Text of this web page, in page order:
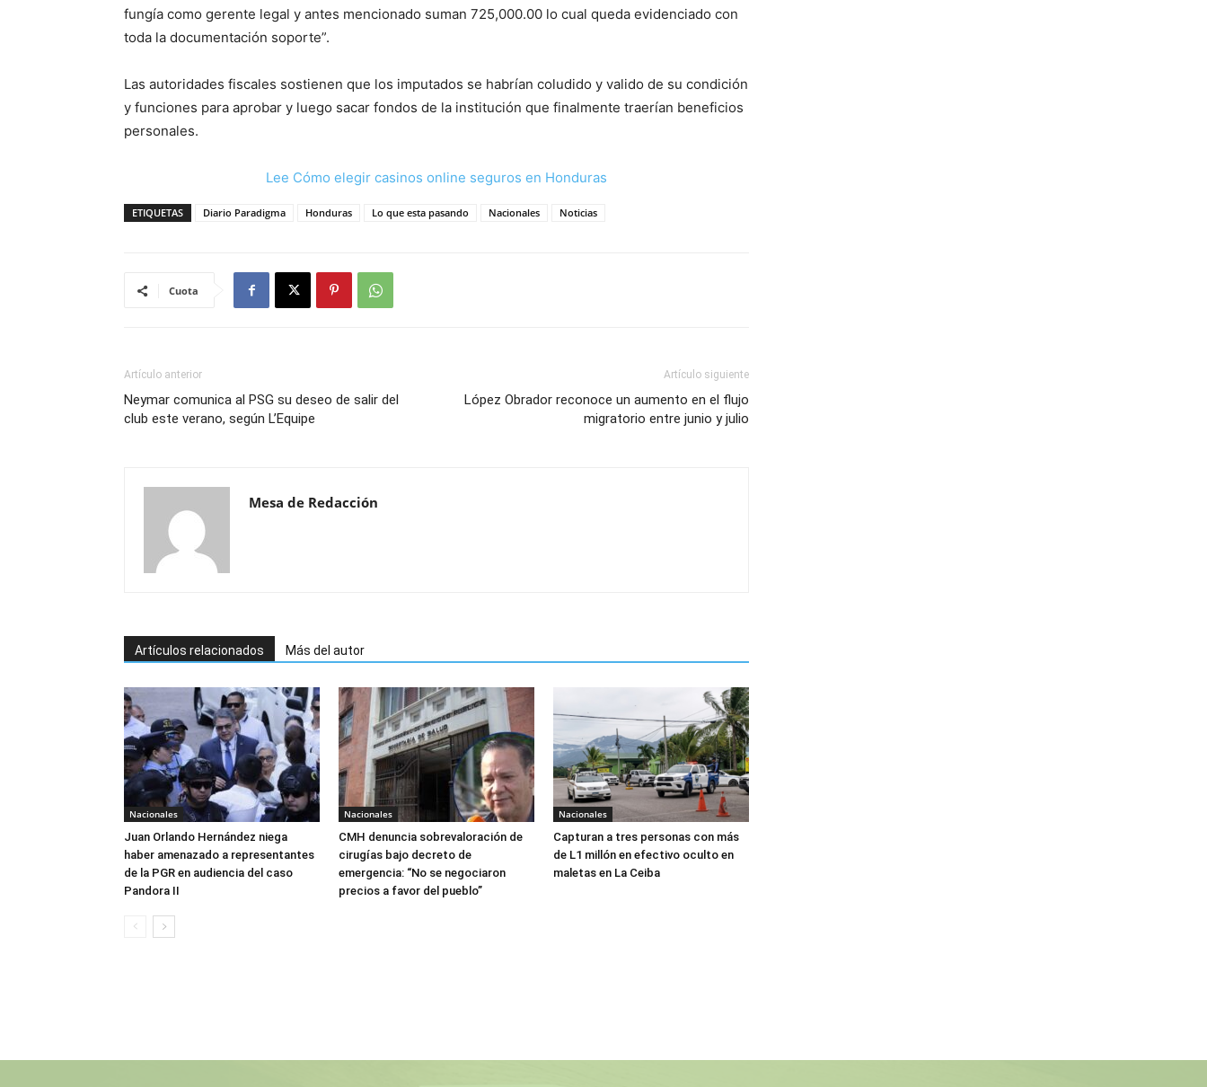
fungía como gerente legal y antes mencionado suman 725,000.00 lo cual queda evidenciado con
toda la documentación soporte”.
Las autoridades fiscales sostienen que los imputados se habrían coludido y valido de su condición
y funciones para aprobar y luego sacar fondos de la institución que finalmente traerían beneficios
personales.
Lee Cómo elegir casinos online seguros en Honduras
ETIQUETAS Diario Paradigma Honduras Lo que esta pasando Nacionales Noticias
Cuota
Artículo anterior
Neymar comunica al PSG su deseo de salir del
club este verano, según L’Equipe
Artículo siguiente
López Obrador reconoce un aumento en el flujo
migratorio entre junio y julio
Mesa de Redacción
Artículos relacionados Más del autor
Nacionales
Juan Orlando Hernández niega
haber amenazado a representantes
de la PGR en audiencia del caso
Pandora II
Nacionales
CMH denuncia sobrevaloración de
cirugías bajo decreto de
emergencia: “No se negociaron
precios a favor del pueblo”
Nacionales
Capturan a tres personas con más
de L1 millón en efectivo oculto en
maletas en La Ceiba